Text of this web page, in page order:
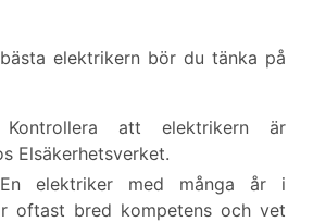
elektrikern bör du tänka på
att elektrikern är
Elsäkerhetsverket.
elektriker med många år i
oftast bred kompetens och vet